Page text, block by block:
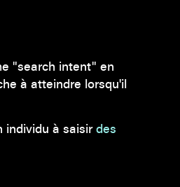
"search intent" en
à atteindre lorsqu'il
individu à saisirdes